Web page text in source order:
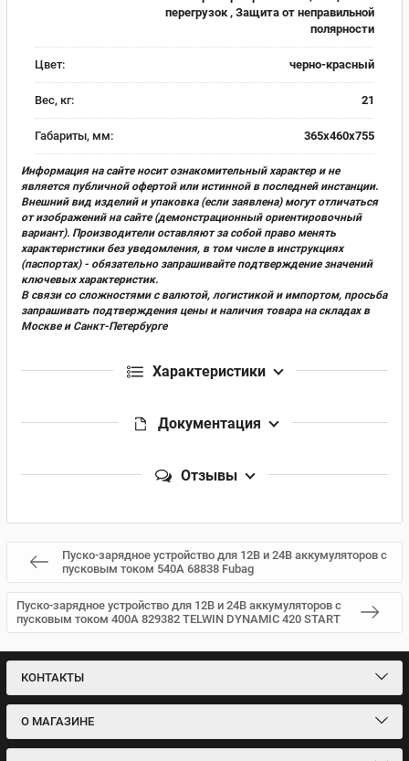
перегрузок , Защита от неправильной
полярности
Цвет: черно-красный
Вес, кг: 21
Габариты, мм: 365х460х755
Информация на сайте носит ознакомительный характер и не
является публичной офертой или истинной в последней инстанции.
Внешний вид изделий и упаковка (если заявлена) могут отличаться
от изображений на сайте (демонстрационный ориентировочный
вариант). Производители оставляют за собой право менять
характеристики без уведомления, в том числе в инструкциях
(паспортах) - обязательно запрашивайте подтверждение значений
ключевых характеристик.
В связи со сложностями с валютой, логистикой и импортом, просьба
запрашивать подтверждения цены и наличия товара на складах в
Москве и Санкт-Петербурге
Характеристики
Документация
Отзывы
Пуско-зарядное устройство для 12В и 24В аккумуляторов с
пусковым током 540А 68838 Fubag
Пуско-зарядное устройство для 12В и 24В аккумуляторов с
пусковым током 400А 829382 TELWIN DYNAMIC 420 START
КОНТАКТЫ
О МАГАЗИНЕ